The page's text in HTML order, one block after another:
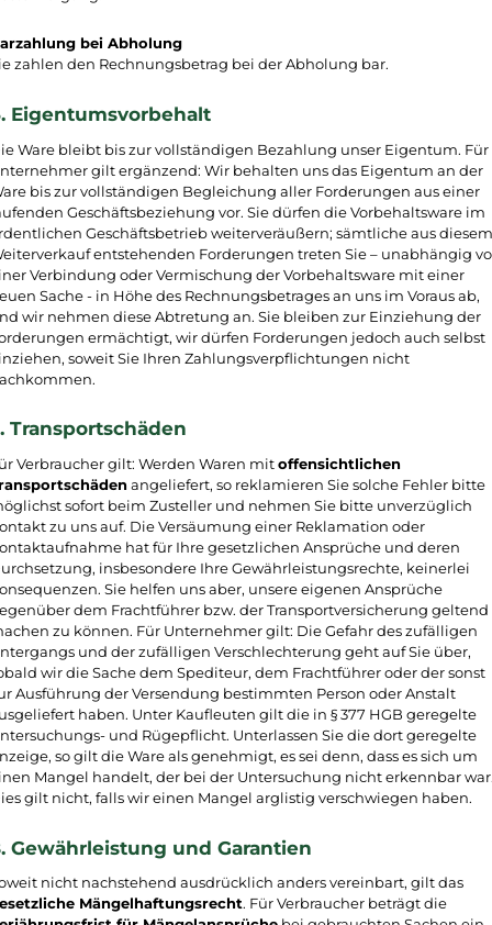
bei Abholung
zahlen den Rechnungsbetrag bei der Abholung bar.
Eigentumsvorbehalt
Ware bleibt bis zur vollständigen Bezahlung unser Eigentum. Für
gilt ergänzend: Wir behalten uns das Eigentum an der
bis zur vollständigen Begleichung aller Forderungen aus einer
Geschäftsbeziehung vor. Sie dürfen die Vorbehaltsware im
Geschäftsbetrieb weiterveräußern; sämtliche aus diesem
entstehenden Forderungen treten Sie – unabhängig
Verbindung oder Vermischung der Vorbehaltsware mit einer
Sache - in Höhe des Rechnungsbetrages an uns im Voraus ab,
wir nehmen diese Abtretung an. Sie bleiben zur Einziehung der
ermächtigt, wir dürfen Forderungen jedoch auch selbst
soweit Sie Ihren Zahlungsverpflichtungen nicht
Transportschäden
Verbraucher gilt: Werden Waren mit offensichtlichen
angeliefert, so reklamieren Sie solche Fehler bitte
sofort beim Zusteller und nehmen Sie bitte unverzüglich
zu uns auf. Die Versäumung einer Reklamation oder
hat für Ihre gesetzlichen Ansprüche und deren
insbesondere Ihre Gewährleistungsrechte, keinerlei
Sie helfen uns aber, unsere eigenen Ansprüche
dem Frachtführer bzw. der Transportversicherung geltend
zu können. Für Unternehmer gilt: Die Gefahr des zufälligen
und der zufälligen Verschlechterung geht auf Sie über,
wir die Sache dem Spediteur, dem Frachtführer oder der sonst
Ausführung der Versendung bestimmten Person oder Anstalt
haben. Unter Kaufleuten gilt die in § 377 HGB geregelte
und Rügepflicht. Unterlassen Sie die dort geregelte
so gilt die Ware als genehmigt, es sei denn, dass es sich um
Mangel handelt, der bei der Untersuchung nicht erkennbar
gilt nicht, falls wir einen Mangel arglistig verschwiegen haben.
Gewährleistung und Garantien
nicht nachstehend ausdrücklich anders vereinbart, gilt das
Mängelhaftungsrecht. Für Verbraucher beträgt die